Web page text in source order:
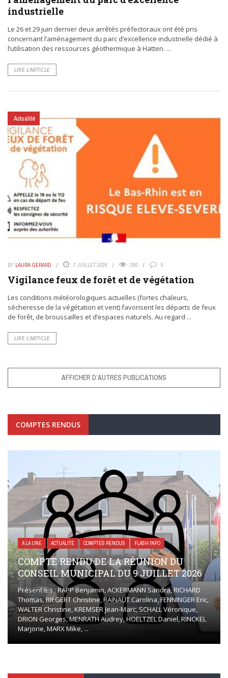
industrielle
Le 26 et 29 juin dernier deux arrêtés préfectoraux ont été pris
concernant l’aménagement du parc d’excellence industrielle dédié à
l’utilisation des ressources géothermique à Hatten. ...
LIRE L’ARTICLE
Actualité
BY LAURA GERARD 7 JUILLET 2026 280 0
Vigilance feux de forêt et de végétation
Les conditions météorologiques actuelles (fortes chaleurs,
sécheresse de la végétation et vent) favorisent les départs de feux
de forêt, de broussailles et d’espaces naturels. Au regard ...
LIRE L’ARTICLE
AFFICHER D’AUTRES PUBLICATIONS
COMPTES RENDUS
A LA UNE ACTUALITÉ COMPTES RENDUS FLASH INFO
COMPTE RENDU DE LA RÉUNION DU
CONSEIL MUNICIPAL DU 9 JUILLET 2026
Présent·e·s : RAPP Benjamin, ACKERMANN Sandra, RICHARD
Thomas, RIEGERT Christine, RAINAUT Carolina, FENNINGER Eric,
WALTER Christine, KREMSER Jean-Marc, SCHALL Véronique,
DRION Georges, MENRATH Audrey, HOELTZEL Daniel, RINCKEL
Marjorie, MARX Mike, ...